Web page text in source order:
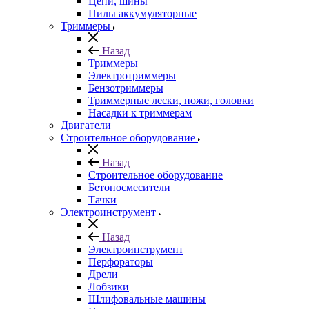
Пилы аккумуляторные
Триммеры
Назад
Триммеры
Электротриммеры
Бензотриммеры
Триммерные лески, ножи, головки
Насадки к триммерам
Двигатели
Строительное оборудование
Назад
Строительное оборудование
Бетоносмесители
Тачки
Электроинструмент
Назад
Электроинструмент
Перфораторы
Дрели
Лобзики
Шлифовальные машины